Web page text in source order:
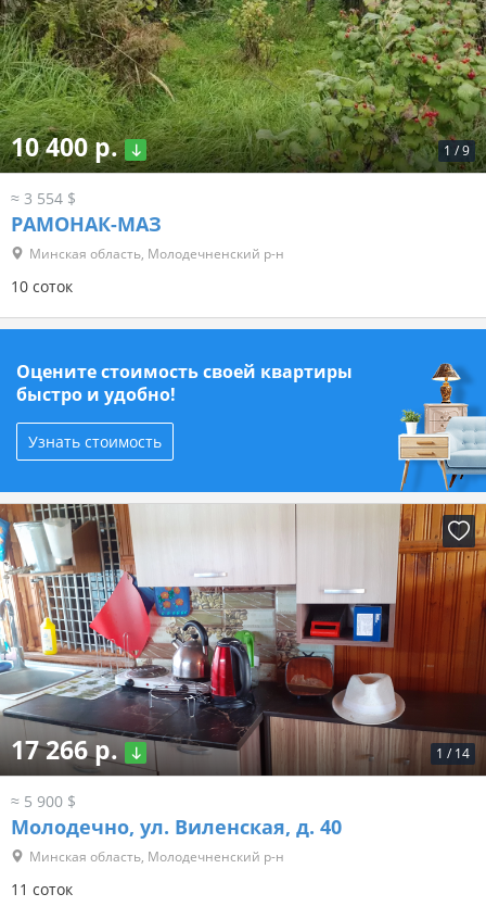
1 /9
10 400 р.
≈ 3 554 $
РАМОНАК-МАЗ
Минская область, Молодечненский р-н
10 соток
Оцените стоимость своей квартиры
быстро и удобно!
Узнать стоимость
1 / 14
17 266 р.
≈ 5 900 $
Молодечно, ул. Виленская, д. 40
Минская область, Молодечненский р-н
11 соток